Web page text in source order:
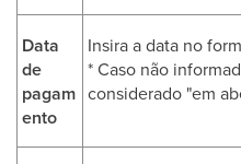
Data
de
pagam
ento
Insira a data no
* Caso não
considerado "em